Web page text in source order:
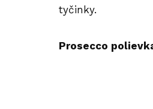
tyčinky.
Prosecco